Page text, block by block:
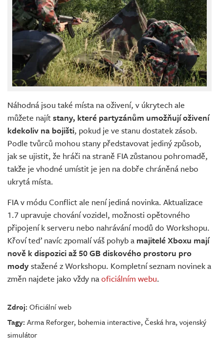
Náhodná jsou také místa na oživení, v úkrytech ale
můžete najítstany, které partyzánům umožňují oživení
kdekoliv na bojišti, pokud je ve stanu dostatek zásob.
Podle tvůrců mohou stany představovat jediný způsob,
jak se ujistit, že hráči na straně FIA zůstanou pohromadě,
takže je vhodné umístit je jen na dobře chráněná nebo
ukrytá místa.
FIA v módu Conflict ale není jediná novinka. Aktualizace
1.7 upravuje chování vozidel, možnosti opětovného
připojení k serveru nebo nahrávání modů do Workshopu.
Křoví teď navíc zpomalí váš pohyb a majitelé Xboxu mají
nově k dispozici až 50 GB diskového prostoru pro
modystažené z Workshopu. Kompletní seznam novinek a
změn najdete jako vždy naoficiálním webu.
Zdroj:Oficiální web
Tagy:Arma Reforger, bohemia interactive,Česká hra,vojenský
simulátor